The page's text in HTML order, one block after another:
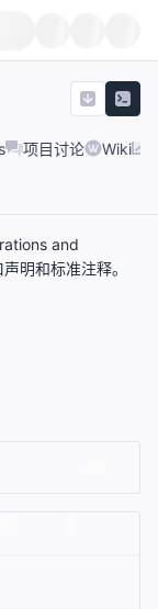
项目讨论 Wiki
and
明和标准注释。